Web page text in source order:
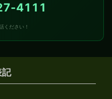
4111
ください！
記